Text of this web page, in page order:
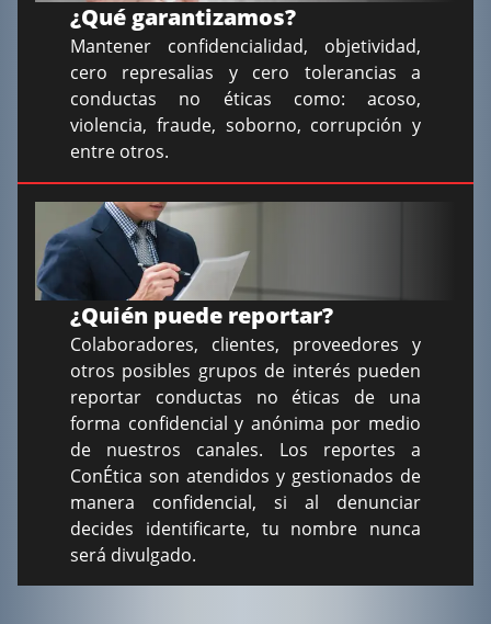
¿Qué garantizamos?
Mantener confidencialidad, objetividad,
cero represalias y cero tolerancias a
conductas no éticas como: acoso,
violencia, fraude, soborno, corrupción y
entre otros.
¿Quién puede reportar?
Colaboradores, clientes, proveedores y
otros posibles grupos de interés pueden
reportar conductas no éticas de una
forma confidencial y anónima por medio
de nuestros canales. Los reportes a
ConÉtica son atendidos y gestionados de
manera confidencial, si al denunciar
decides identificarte, tu nombre nunca
será divulgado.